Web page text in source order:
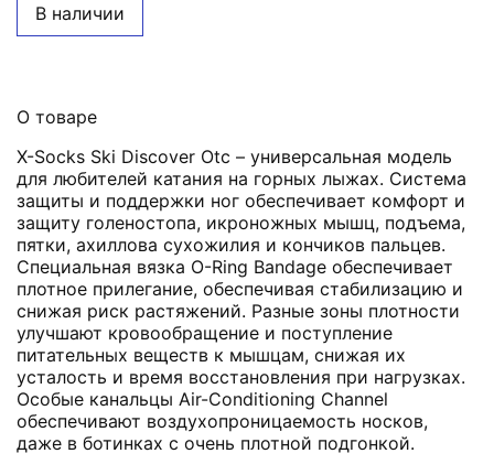
В наличии
О товаре
X-Socks Ski Discover Otc – универсальная модель
для любителей катания на горных лыжах. Система
защиты и поддержки ног обеспечивает комфорт и
защиту голеностопа, икроножных мышц, подъема,
пятки, ахиллова сухожилия и кончиков пальцев.
Специальная вязка O-Ring Bandage обеспечивает
плотное прилегание, обеспечивая стабилизацию и
снижая риск растяжений. Разные зоны плотности
улучшают кровообращение и поступление
питательных веществ к мышцам, снижая их
усталость и время восстановления при нагрузках.
Особые канальцы Air-Conditioning Channel
обеспечивают воздухопроницаемость носков,
даже в ботинках с очень плотной подгонкой.